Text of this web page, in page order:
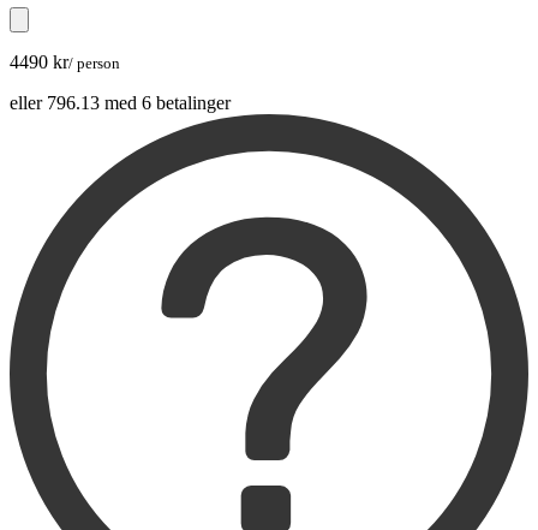
4490 kr/ person
eller 796.13 med 6 betalinger